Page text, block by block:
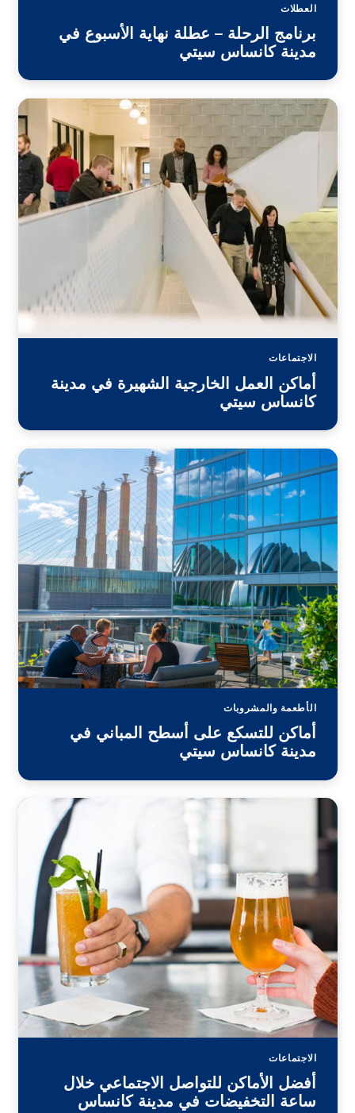
العطلات
برنامج الرحلة – عطلة نهاية الأسبوع في
مدينة كانساس سيتي
الاجتماعات
أماكن العمل الخارجية الشهيرة في مدينة
كانساس سيتي
الأطعمة والمشروبات
أماكن للتسكع على أسطح المباني في
مدينة كانساس سيتي
الاجتماعات
أفضل الأماكن للتواصل الاجتماعي خلال
ساعة التخفيضات في مدينة كانساس